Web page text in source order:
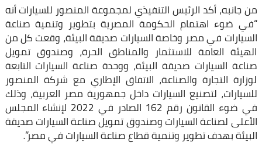
من جانبه، أكد الرئيس التنفيذي لمجموعة المنصور للسيارات أنه
“في ضوء اهتمام الحكومة المصرية بتطوير وتنمية صناعة
السيارات في مصر وخاصة السيارات صديقة البيئة، وقعت كل من
الهيئة العامة للاستثمار والمناطق الحرة، وصندوق تمويل
صناعة السيارات صديقة البيئة، ووحدة صناعة السيارات التابعة
لوزارة التجارة والصناعة، الاتفاق الإطاري مع شركة المنصور
للسيارات، لتصنيع السيارات داخل جمهورية مصر العربية، وذلك
في ضوء القانون رقم 162 الصادر في 2022 لإنشاء المجلس
الأعلى لصناعة السيارات وصندوق تمويل صناعة السيارات صديقة
البيئة بهدف تطوير وتنمية قطاع صناعة السيارات في مصر”.